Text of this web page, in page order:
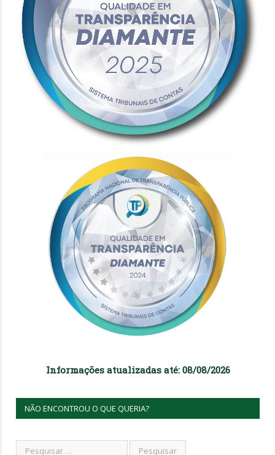
Informações atualizadas até: 08/08/2026
NÃO ENCONTROU O QUE QUERIA?